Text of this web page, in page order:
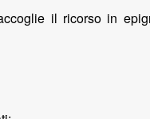
il ricorso in